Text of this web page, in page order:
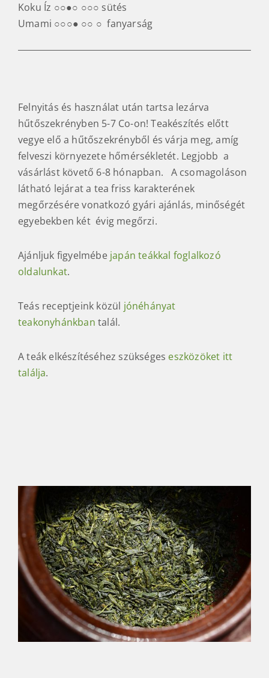
Koku Íz ○○●○ ○○○ sütés
Umami ○○○● ○○ ○ fanyarság
Felnyitás és használat után tartsa lezárva
hűtőszekrényben 5-7 Co-on! Teakészítés előtt
vegye elő a hűtőszekrényből és várja meg, amíg
felveszi környezete hőmérsékletét. Legjobb a
vásárlást követő 6-8 hónapban. A csomagoláson
látható lejárat a tea friss karakterének
megőrzésére vonatkozó gyári ajánlás, minőségét
egyebekben két évig megőrzi.
Ajánljuk figyelmébejapán teákkal foglalkozó
oldalunkat.
Teás receptjeink közül jónéhányat
teakonyhánkban talál.
A teák elkészítéséhez szükséges eszközöket itt
találja.